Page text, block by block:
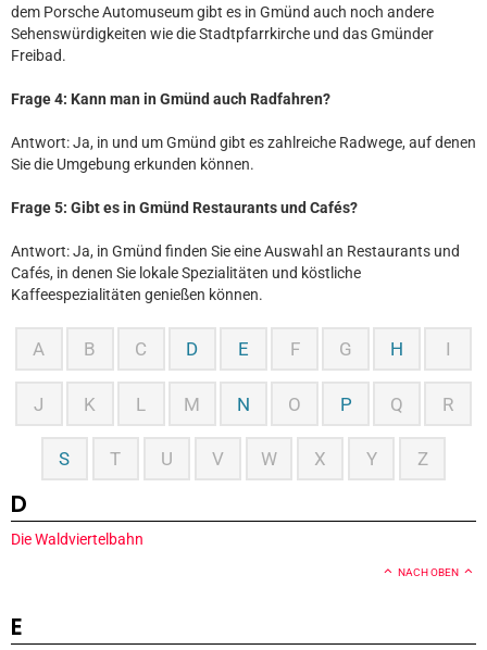
dem Porsche Automuseum gibt es in Gmünd auch noch andere
Sehenswürdigkeiten wie die Stadtpfarrkirche und das Gmünder
Freibad.
Frage 4: Kann man in Gmünd auch Radfahren?
Antwort: Ja, in und um Gmünd gibt es zahlreiche Radwege, auf denen
Sie die Umgebung erkunden können.
Frage 5: Gibt es in Gmünd Restaurants und Cafés?
Antwort: Ja, in Gmünd finden Sie eine Auswahl an Restaurants und
Cafés, in denen Sie lokale Spezialitäten und köstliche
Kaffeespezialitäten genießen können.
A B C D E F G H I
J K L M N O P Q R
S T U V W X Y Z
D
Die Waldviertelbahn
NACH OBEN
E